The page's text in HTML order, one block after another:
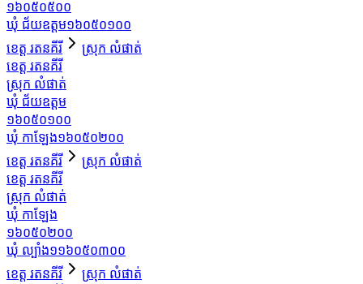
១៦០៥០៥០០
ឃុំ ជ័យឧត្ដម១៦០៥០១០០
ខេត្ត រតនគីរី
ស្រុក លំផាត់
ខេត្ត រតនគីរី
ស្រុក លំផាត់
ឃុំ ជ័យឧត្ដម
១៦០៥០១០០
ឃុំ កាឡែង១៦០៥០២០០
ខេត្ត រតនគីរី
ស្រុក លំផាត់
ខេត្ត រតនគីរី
ស្រុក លំផាត់
ឃុំ កាឡែង
១៦០៥០២០០
ឃុំ ល្បាំង១១៦០៥០៣០០
ខេត្ត រតនគីរី
ស្រុក លំផាត់